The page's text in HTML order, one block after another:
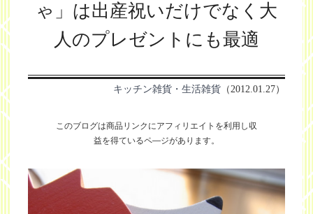
ゃ」は出産祝いだけでなく大
人のプレゼントにも最適
キッチン雑貨・生活雑貨 （2012.01.27）
このブログは商品リンクにアフィリエイトを利用し収
益を得ているペ―ジがあります。